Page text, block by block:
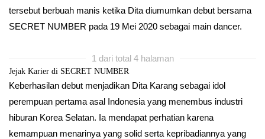
tersebut berbuah manis ketika Dita diumumkan debut bersama
SECRET NUMBER pada 19 Mei 2020 sebagai main dancer.
1 dari total 4 halaman
Jejak Karier di SECRET NUMBER
Keberhasilan debut menjadikan Dita Karang sebagai idol
perempuan pertama asal Indonesia yang menembus industri
hiburan Korea Selatan. Ia mendapat perhatian karena
kemampuan menarinya yang solid serta kepribadiannya yang